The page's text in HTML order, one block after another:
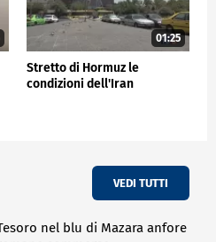
01:25
Stretto di Hormuz le
condizioni dell'Iran
VEDI TUTTI
nel blu di Mazara anfore